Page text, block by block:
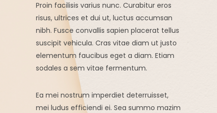
Proin facilisis varius nunc. Curabitur eros
risus, ultrices et dui ut, luctus accumsan
nibh. Fusce convallis sapien placerat tellus
suscipit vehicula. Cras vitae diam ut justo
elementum faucibus eget a diam. Etiam
sodales a sem vitae fermentum.
Ea mei nostrum imperdiet deterruisset,
mei ludus efficiendi ei. Sea summo mazim